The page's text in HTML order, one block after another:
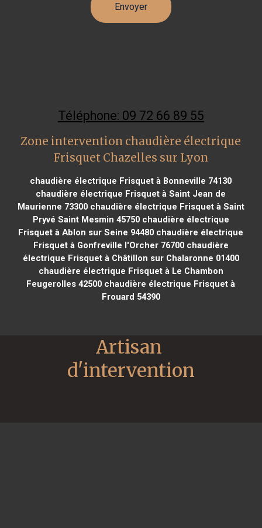
Téléphone: 09 72 66 89 55
Zone intervention chaudière électrique
Frisquet Chazelles sur Lyon
chaudière électrique Frisquet à Bonneville 74130
chaudière électrique Frisquet à Saint Jean de
Maurienne 73300chaudière électrique Frisquet à Saint
Pryvé Saint Mesmin 45750chaudière électrique
Frisquet à Ablon sur Seine 94480 chaudière électrique
Frisquet à Gonfreville l'Orcher 76700chaudière
électrique Frisquet à Châtillon sur Chalaronne 01400
chaudière électrique Frisquet à Le Chambon
Feugerolles 42500 chaudière électrique Frisquet à
Frouard 54390
Artisan
d'intervention